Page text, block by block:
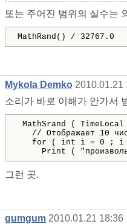
또는 주어진 범위의 실수는
MathRand() / 32767.0
Mykola Demko 2010.01.21
소리가 바로 이해가 안가서
MathSrand ( TimeLocal
// Отображает 10
for
( int i = 0 ; i
Print
(
그런 곳.
gumgum 2010.01.21 18:36